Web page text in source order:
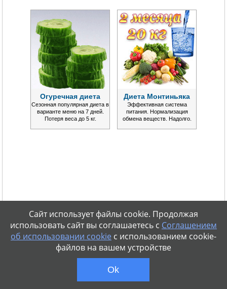
Огуречная диета
Сезонная популярная диета в
варианте меню на 7 дней.
Потеря веса до 5 кг.
Диета Монтиньяка
Эффективная система
питания. Нормализация
обмена веществ. Надолго.
Сайт использует файлы cookie. Продолжая
использовать сайт вы соглашаетесь с Соглашением
об использовании cookieс использованием cookie-
файлов на вашем устройстве
Ok